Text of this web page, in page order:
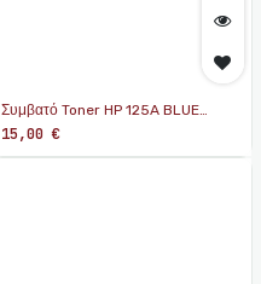
Συμβατό Toner HP 125A BLUE
(CB541A)
15,00 €